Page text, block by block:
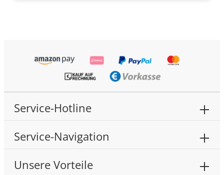
Service-Hotline
Service-Navigation
Unsere Vorteile